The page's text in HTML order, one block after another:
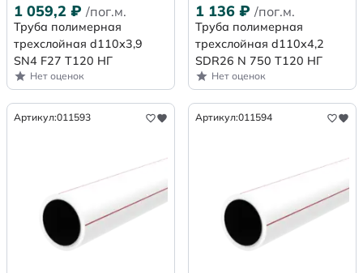
1 059,2 ₽ /пог.м.
Труба полимерная
трехслойная d110х3,9
SN4 F27 Т120 НГ
Нет оценок
1 136 ₽ /пог.м.
Труба полимерная
трехслойная d110x4,2
SDR26 N 750 Т120 НГ
Нет оценок
Артикул:011593 Артикул:011594